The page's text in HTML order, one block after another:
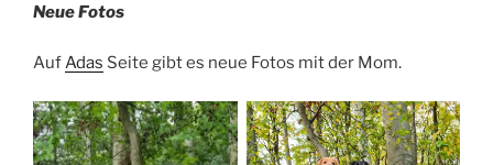
Neue Fotos
AufAdas Seite gibt es neue Fotos mit der Mom.